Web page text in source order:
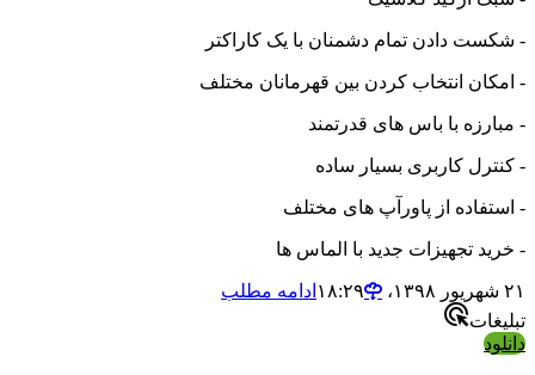
- شکست دادن تمام دشمنان با یک کاراکتر
- امکان انتخاب کردن بین قهرمانان مختلف
- مبارزه با باس های قدرتمند
- کنترل کاربری بسیار ساده
- استفاده از پاورآپ های مختلف
- خرید تجهیزات جدید با الماس ها
۲۱ شهریور ۱۳۹۸،‏ ۱۸:۲۹
ادامه مطلب
تبلیغات
دانلود